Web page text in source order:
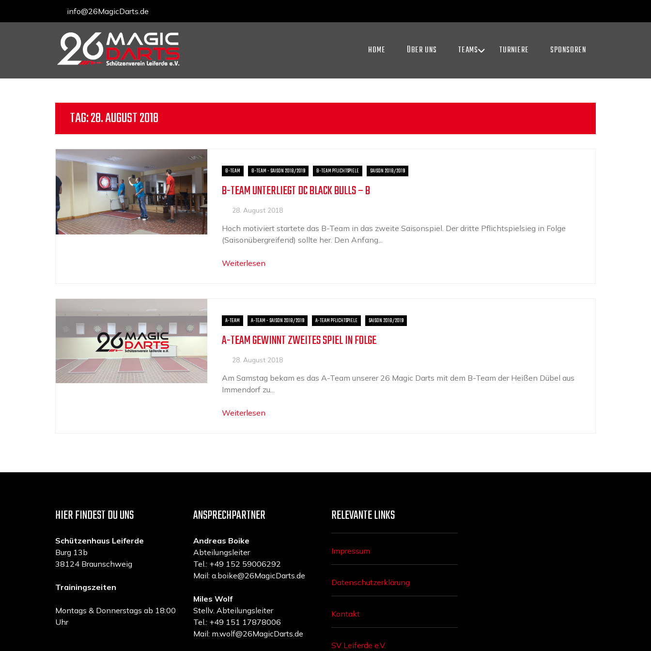
info@26MagicDarts.de
HOME ÜBER UNS TEAMS TURNIERE SPONSOREN
TAG:28. AUGUST 2018
B-TEAM B-TEAM - SAISON 2018/2019 B-TEAM PFLICHTSPIELE SAISON 2018/2019
B-TEAM UNTERLIEGT DC BLACK BULLS – B
28. August 2018
Hoch motiviert startete das B-Team in das zweite Saisonspiel. Der dritte Pflichtspielsieg in Folge
(Saisonübergreifend) sollte her. Den Anfang...
Weiterlesen
A-TEAM A-TEAM - SAISON 2018/2019 A-TEAM PFLICHTSPIELE SAISON 2018/2019
A-TEAM GEWINNT ZWEITES SPIEL IN FOLGE
28. August 2018
Am Samstag bekam es das A-Team unserer 26 Magic Darts mit dem B-Team der Heißen Dübel aus
Immendorf zu...
Weiterlesen
HIER FINDEST DU UNS
Schützenhaus Leiferde
Burg 13b
38124 Braunschweig
Trainingszeiten
Montags & Donnerstags ab 18:00
Uhr
ANSPRECHPARTNER
Andreas Boike
Abteilungsleiter
Tel.: +49 152 59006292
Mail: a.boike@26MagicDarts.de
Miles Wolf
Stellv. Abteilungsleiter
Tel.: +49 151 17878006
Mail: m.wolf@26MagicDarts.de
RELEVANTE LINKS
Impressum
Datenschutzerklärung
Kontakt
SV Leiferde e.V.